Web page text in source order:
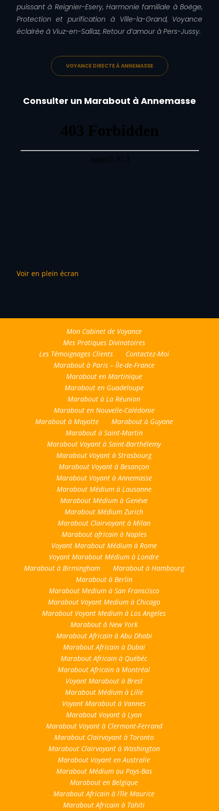
puissant à Reignier-Esery, Harmonie familiale à Boëge,
Protection et purification à Ville-la-Grand, Voyance
éclairée à Viuz-en-Sallaz, Retour d’amour à Pers-Jussy.
VOYANCE DIRECTE À ANNEMASSE
Consulter un Marabout à Annemasse
Voir en plein écran
Mon Cabinet de Voyance
Mes Pratiques Divinatoires
Les Témoignages Clients
Contactez-Moi
Marabout à Paris – Île-de-France
Marabout en Martinique
Marabout en Guadeloupe
Marabout à La Réunion
Marabout en Nouvelle-Calédonie
Marabout à Mayotte
Marabout à Guyane
Marabout à Saint-Martin
Marabout Voyant à Saint-Barthélemy
Marabout Voyant à Strasbourg
Marabout Voyant à Besançon
Marabout Voyant à Annemasse
Marabout Médium à Lausanne
Marabout Médium à Genève
Marabout Médium Zurich
Marabout Clairvoyant à Milan
Marabout africain à Naples
Voyant Marabout Médium à Rome
Voyant Marabout Médium à Londre
Marabout à Birmingham
Marabout à Hambourg
Marabout à Berlin
Marabout Medium à San Franscisco
Marabout Voyant Medium à Chicago
Marabout Voyant Medium à Los Angeles
Marabout à New York
Marabout Africain à Abu Dhabi
Marabout Africain à Dubaï
Marabout Africain à Québéc
Marabout Africain à Montréal
Voyant Marabout à Brest
Marabout Médium à Lille
Voyant Marabout à Vannes
Marabout Voyant à Lyon
Marabout Voyant à Clermont-Ferrand
Marabout Clairvoyant à Toronto
Marabout Clairvoyant à Washington
Marabout Voyant en Australie
Marabout Médium au Pays-Bas
Marabout en Belgique
Marabout Africain à l’île Maurice
Marabout Africain à Tahiti